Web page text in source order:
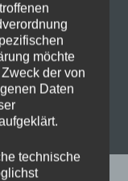
möchte
der von
Daten
technische